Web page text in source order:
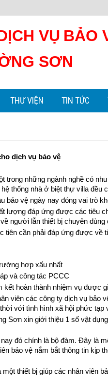
VỤ BẢO
SƠN
THƯ VIỆN TIN TỨC
dịch vụ bảo vệ
trong những ngành nghề có
thống nhà ở biệt thự villa đều
bảo vệ ngày nay đóng vai trò
lượng đáp ứng được các tiêu
người lẫn thiết bị chuyên dùng
tiên cần phải đáp ứng được về
hợp xấu nhất
và công tác PCCC
kết hoàn thành nhiệm vụ được
viên các công ty dịch vụ bảo
với tình hình xã hội phức
Sơn xin giới thiệu 1 số vật
đó chính là bộ đàm. Đây là
bảo vệ nắm bắt thông tin
thiết bị giúp các nhân viên